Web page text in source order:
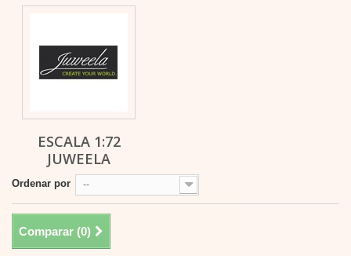
ESCALA 1:72
JUWEELA
Ordenar por --
Comparar (0)